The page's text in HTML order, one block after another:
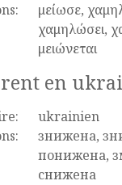
μείωσε,
χαμηλώσει,
μειώνεται
en
ukrainien
знижена,
понижена,
снижена